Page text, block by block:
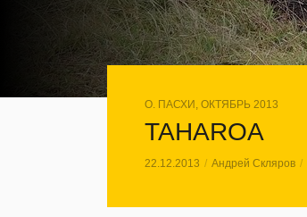
О. ПАСХИ, ОКТЯБРЬ 2013
TAHAROA
22.12.2013 Андрей Скляров